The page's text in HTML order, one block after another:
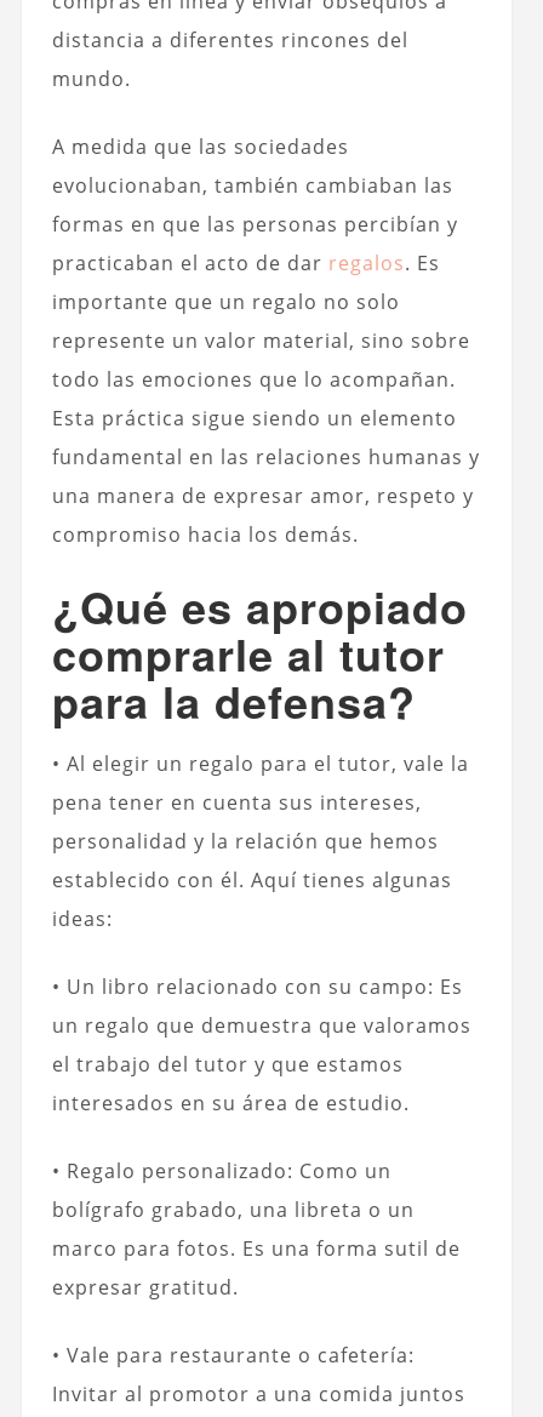
distancia a diferentes rincones del
mundo.
A medida que las sociedades
evolucionaban, también cambiaban las
formas en que las personas percibían y
practicaban el acto de dar regalos. Es
importante que un regalo no solo
represente un valor material, sino sobre
todo las emociones que lo acompañan.
Esta práctica sigue siendo un elemento
fundamental en las relaciones humanas y
una manera de expresar amor, respeto y
compromiso hacia los demás.
¿Qué es apropiado
comprarle al tutor
para la defensa?
• Al elegir un regalo para el tutor, vale la
pena tener en cuenta sus intereses,
personalidad y la relación que hemos
establecido con él. Aquí tienes algunas
ideas:
• Un libro relacionado con su campo: Es
un regalo que demuestra que valoramos
el trabajo del tutor y que estamos
interesados en su área de estudio.
• Regalo personalizado: Como un
bolígrafo grabado, una libreta o un
marco para fotos. Es una forma sutil de
expresar gratitud.
• Vale para restaurante o cafetería:
Invitar al promotor a una comida juntos